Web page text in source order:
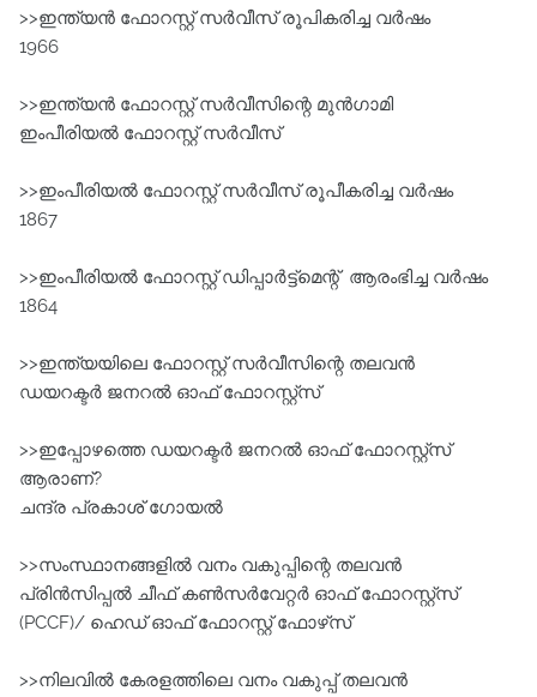
>>ഇന്ത്യൻ ഫോറസ്റ്റ്‌ സർവീസ്‌ രൂപികരിച്ച വർഷം
1966
>>ഇന്ത്യൻ ഫോറസ്റ്റ്‌ സർവീസിന്റെ മുൻഗാമി
ഇംപീരിയൽ ഫോറസ്റ്റ്‌ സർവീസ്‌
>>ഇംപീരിയൽ ഫോറസ്റ്റ്‌ സർവീസ്‌ രൂപീകരിച്ച വർഷം
1867
>>ഇംപീരിയൽ ഫോറസ്റ്റ്‌ ഡിപ്പാർട്ട്‌മെന്റ്‌ ആരംഭിച്ച വർഷം
1864
>>ഇന്ത്യയിലെ ഫോറസ്റ്റ്‌ സർവീസിന്റെ തലവൻ
ഡയറക്ടർ ജനറൽ ഓഫ്‌ ഫോറസ്റ്റ്സ്‌
>>ഇപ്പോഴത്തെ ഡയറക്ടർ ജനറൽ ഓഫ്‌ ഫോറസ്റ്റ്സ്‌
ആരാണ്?
ചന്ദ്ര പ്രകാശ് ഗോയൽ
>>സംസ്ഥാനങ്ങളിൽ വനം വകുപ്പിന്റെ തലവൻ
പ്രിൻസിപ്പൽ ചീഫ്‌ കൺസർവേറ്റർ ഓഫ്‌ ഫോറസ്റ്റ്സ്‌
(PCCF)/ ഹെഡ്‌ ഓഫ്‌ ഫോറസ്റ്റ്‌ ഫോഴ്‌സ്‌
>>നിലവിൽ കേരളത്തിലെ വനം വകുപ്പ്‌ തലവൻ